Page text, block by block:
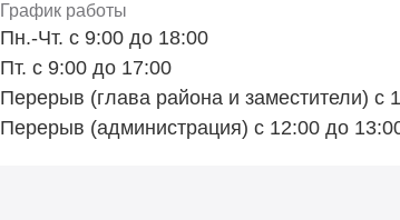
График работы
Пн.-Чт. с 9:00 до 18:00
Пт. с 9:00 до 17:00
Перерыв (глава района и заместители) с
Перерыв (администрация) с 12:00 до